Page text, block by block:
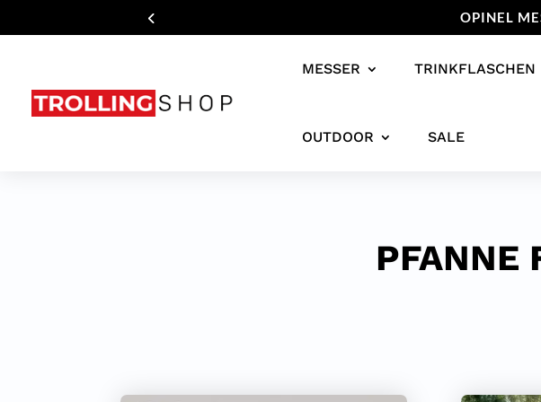
OPINEL
MESSER TRINKFLASCHEN
OUTDOOR SALE
PFANNE